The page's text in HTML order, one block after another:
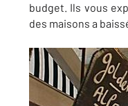
budget. Ils vous
des maisons a